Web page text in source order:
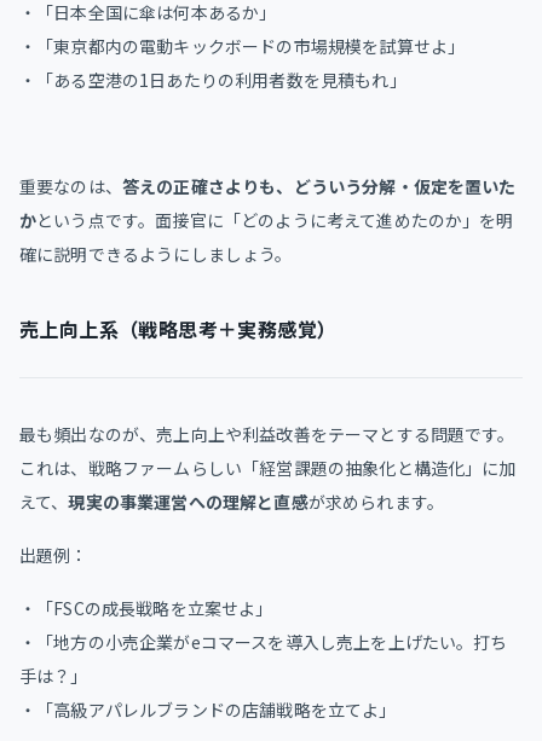
・「日本全国に傘は何本あるか」
・「東京都内の電動キックボードの市場規模を試算せよ」
・「ある空港の1日あたりの利用者数を見積もれ」
重要なのは、 答えの正確さよりも、どういう分解・仮定を置いた
かという点です。面接官に「どのように考えて進めたのか」を明
確に説明できるようにしましょう。
売上向上系（戦略思考＋実務感覚）
最も頻出なのが、売上向上や利益改善をテーマとする問題です。
これは、戦略ファームらしい「経営課題の抽象化と構造化」に加
えて、現実の事業運営への理解と直感が求められます。
出題例：
・「FSCの成長戦略を立案せよ」
・「地方の小売企業がeコマースを導入し売上を上げたい。打ち
手は？」
・「高級アパレルブランドの店舗戦略を立てよ」